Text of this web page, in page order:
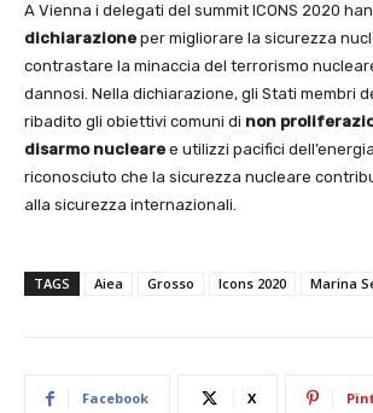
A Vienna i delegati del summit ICONS 2020
dichiarazione per migliorare la sicurezza
contrastare la minaccia del terrorismo
dannosi. Nella dichiarazione, gli Stati membri
ribadito gli obiettivi comuni di non
disarmo nucleare e utilizzi pacifici
riconosciuto che la sicurezza nucleare
alla sicurezza internazionali.
TAGS Aiea Grosso Icons 2020 Marina
Facebook X